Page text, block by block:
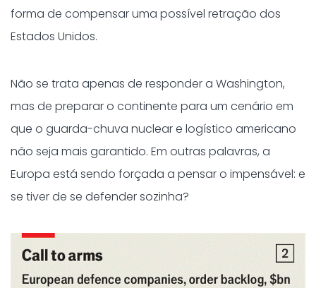
forma de compensar uma possível retração dos
Estados Unidos.
Não se trata apenas de responder a Washington,
mas de preparar o continente para um cenário em
que o guarda-chuva nuclear e logístico americano
não seja mais garantido. Em outras palavras, a
Europa está sendo forçada a pensar o impensável: e
se tiver de se defender sozinha?